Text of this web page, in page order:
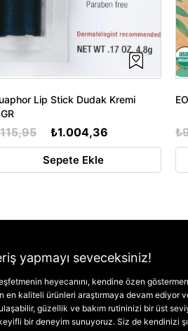
Lip Stick Dudak Kremi
₺1.004,36
Sepete Ekle
yapmayı seveceksiniz!
heyecanını, kendine özen
en kaliteli ürünleri araştırmaya devam ediyor
güzellik ve bakım rutininizi bir üst
bir deneyim sunuyoruz. Siz de kendinizi